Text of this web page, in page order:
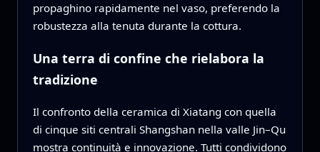
propaghino rapidamente nel vaso, preferendo la
robustezza alla tenuta durante la cottura.
Una terra di confine che rielabora la
tradizione
Il confronto della ceramica di Xiatang con quella
di cinque siti centrali Shangshan nella valle Jin–Qu
mostra continuità e innovazione. Tutti condividono